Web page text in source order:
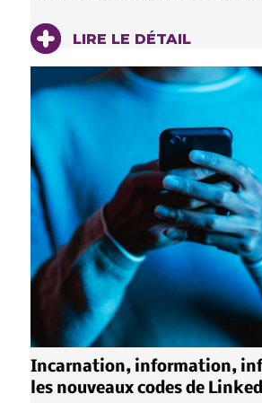
LIRE LE DÉTAIL
Incarnation, information,
les nouveaux codes de